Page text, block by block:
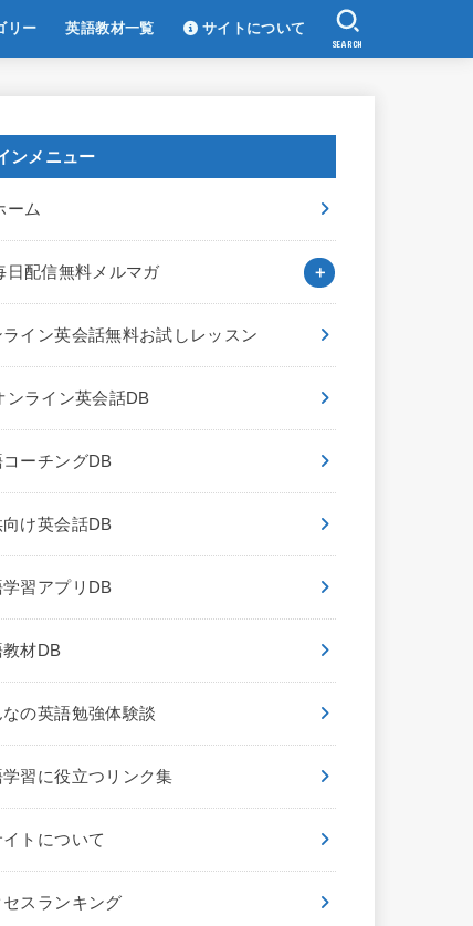
リー 英語教材一覧 サイトについて
SEARCH
ンメニュー
ーム
日配信無料メルマガ
ライン英会話無料お試しレッスン
ンライン英会話DB
コーチングDB
向け英会話DB
学習アプリDB
教材DB
の英語勉強体験談
習に役立つリンク集
イトについて
セスランキング